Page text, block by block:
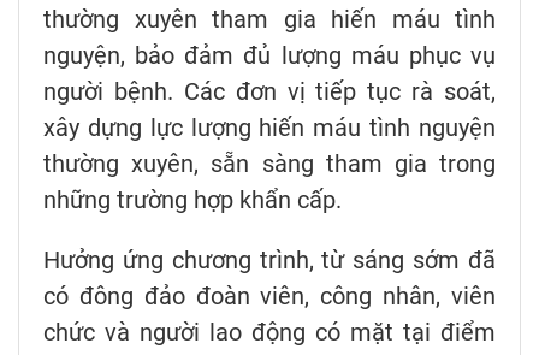
thường xuyên tham gia hiến máu tình
nguyện, bảo đảm đủ lượng máu phục vụ
người bệnh. Các đơn vị tiếp tục rà soát,
xây dựng lực lượng hiến máu tình nguyện
thường xuyên, sẵn sàng tham gia trong
những trường hợp khẩn cấp.
Hưởng ứng chương trình, từ sáng sớm đã
có đông đảo đoàn viên, công nhân, viên
chức và người lao động có mặt tại điểm